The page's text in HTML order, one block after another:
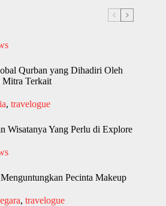
Qurban yang Dihadiri Oleh
Mitra Terkait
, travelogue
Wisatanya Yang Perlu di Explore
Pecinta Makeup
, travelogue